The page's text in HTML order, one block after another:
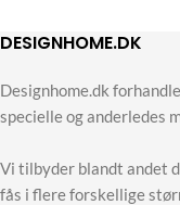
DESIGNHOME.DK
Designhome.dk
specielle og anderledes
Vi tilbyder blandt andet
fås i flere forskellige